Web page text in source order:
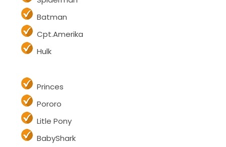
Spiderman
Batman
Hulk
Princes
Pororo